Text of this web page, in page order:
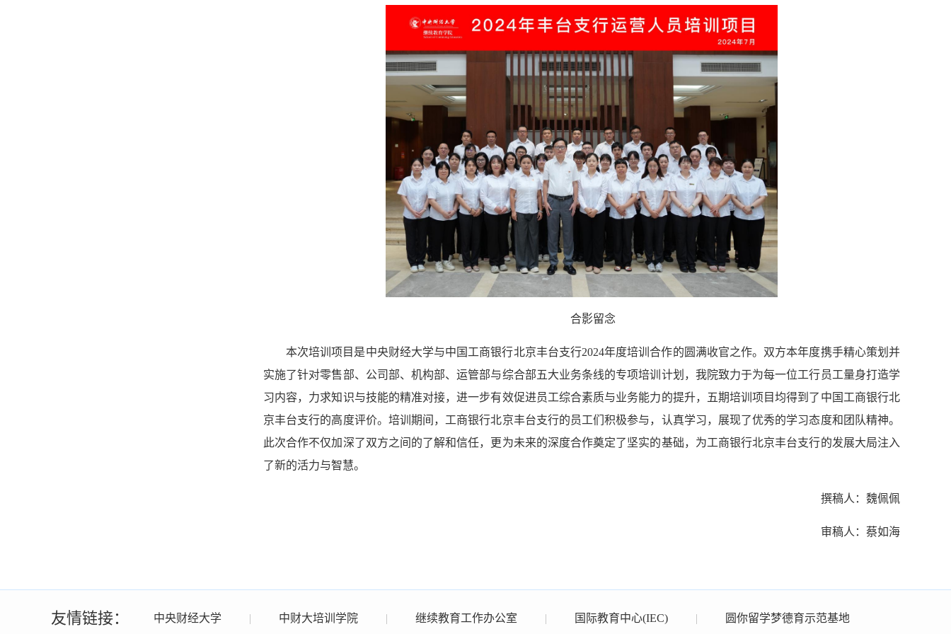
合影留念
本次培训项目是中央财经大学与中国工商银行北京丰台支行2024年度培训合作的圆满收官之作。双方本年度携手精心策划并
实施了针对零售部、公司部、机构部、运管部与综合部五大业务条线的专项培训计划，我院致力于为每一位工行员工量身打造学
习内容，力求知识与技能的精准对接，进一步有效促进员工综合素质与业务能力的提升，五期培训项目均得到了中国工商银行北
京丰台支行的高度评价。培训期间，工商银行北京丰台支行的员工们积极参与，认真学习，展现了优秀的学习态度和团队精神。
此次合作不仅加深了双方之间的了解和信任，更为未来的深度合作奠定了坚实的基础，为工商银行北京丰台支行的发展大局注入
了新的活力与智慧。
撰稿人：魏佩佩
审稿人：蔡如海
友情链接： 中央财经大学 | 中财大培训学院 | 继续教育工作办公室 | 国际教育中心(IEC) | 圆你留学梦德育示范基地